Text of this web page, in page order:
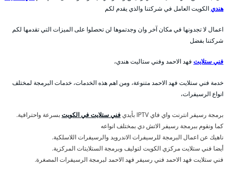
هنديالكويت العامل في شركتنا والذي يقدم لكم
اعمال لا تجدونها في مكان آخر وان وجدتموها لن تحصلوا على الميزات التي تقدمها لكم
شركتنا بفضل
فني ستلايت فهد الاحمد وفني ستاليت هندي،
خدمة فني ستلايت فهد الاحمد متنوعة، ومن اهم هذه الخدمات، خدمات البرمجة لمختلف
انواع الرسيفرات،
برمجة رسيفر انترنت واي فاي IPTV بأيدي فني ستلايت في الكويتبسرعة واحترافية.
كما ونقوم ببرمجة رسيفر الاتش دي بمختلف انواعه
ناهيك عن اعمال البرمجة للرسيفرات الاندرويد والرسيفرات اللاسلكية.
أيضا فني ستلايت مركزي الكويت لتوليف وبرمجة الستلايتات المركزية.
فني ستلايت فهد الاحمد فني رسيفر فهد الاحمد لبرمجة الرسيفرات المصغرة.